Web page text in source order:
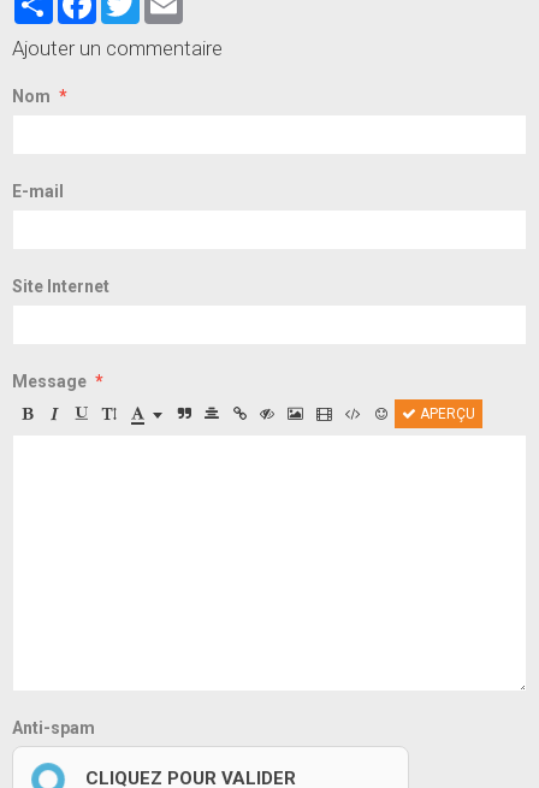
Ajouter un commentaire
Nom
E-mail
Site Internet
Message
APERÇU
Anti-spam
CLIQUEZ POUR VALIDER